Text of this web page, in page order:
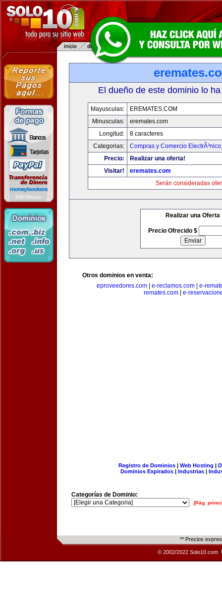
El dueño de este dominio lo
Mayusculas:
EREMATES.COM
Minusculas:
eremates.com
Longitud:
8 caracteres
Categorias:
Compras y Comercio ElectrÃ³nico
Precio:
Realizar una oferta!
Visitar!
eremates.com
Serán consideradas
Realizar una Oferta
Precio Ofrecido $
Otros dominios en venta:
eproveedores.com
e-reclamos.com
e-
remates.com| e-
Registro de Dominios| Web Hosting |
Dominios Expirados | Industrias |
Categorías de Dominio:
[Pág.
** Precios
© 2002/2022 Solo10.com